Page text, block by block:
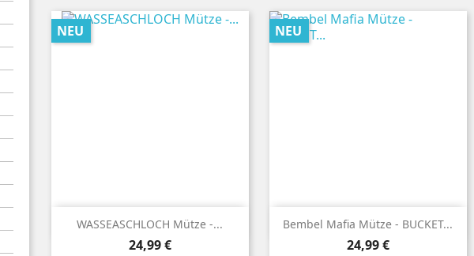
WASSEASCHLOCH Mütze -...
Preis
24,99 €
NEU
 Vorschau Bembel Mafia Mütze - BUCKET...
Preis
24,99 €
NEU
 Vorschau